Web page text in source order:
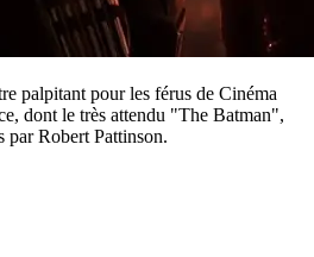
palpitant pour les férus de Cinéma
dont le très attendu "The Batman",
par Robert Pattinson.